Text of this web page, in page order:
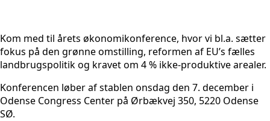
Kom med til årets økonomikonference, hvor vi bl.a. sætter
fokus på den grønne omstilling, reformen af EU’s fælles
landbrugspolitik og kravet om 4 % ikke-produktive arealer.
Konferencen løber af stablen onsdag den 7. december i
Odense Congress Center på Ørbækvej 350, 5220 Odense
SØ.